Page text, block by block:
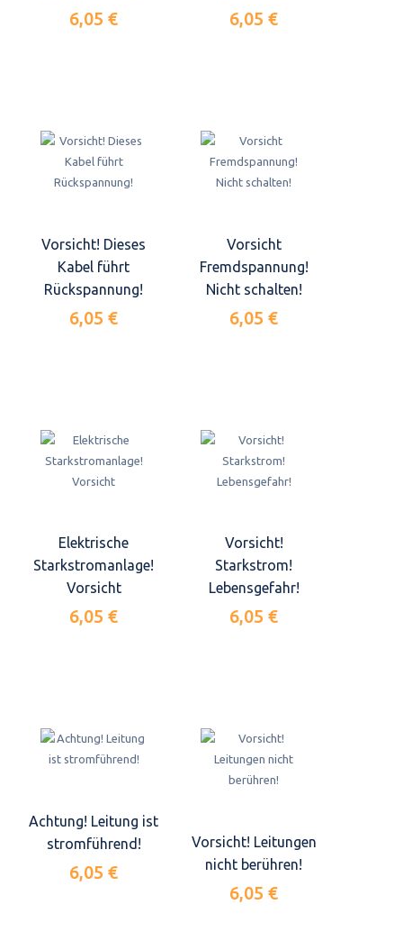
6,05 € 6,05 €
Vorsicht! Dieses
Kabel führt
Rückspannung!
6,05 €
Vorsicht
Fremdspannung!
Nicht schalten!
6,05 €
Elektrische
Starkstromanlage!
Vorsicht
6,05 €
Vorsicht!
Starkstrom!
Lebensgefahr!
6,05 €
Achtung! Leitung ist
stromführend!
6,05 €
Vorsicht! Leitungen
nicht berühren!
6,05 €